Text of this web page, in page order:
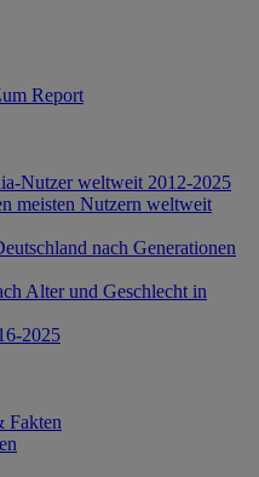
Report
Nutzer weltweit 2012-2025
meisten Nutzern weltweit
nach Generationen
Alter und Geschlecht in
2025
Fakten